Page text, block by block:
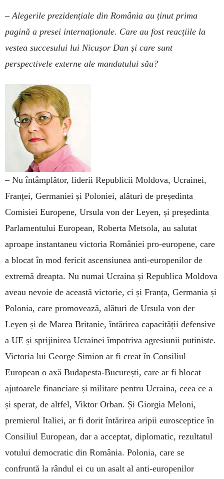
– Alegerile prezidențiale din România au ținut prima
pagină a presei internaționale. Care au fost reacțiile la
vestea succesului lui Nicușor Dan și care sunt
perspectivele externe ale mandatului său?
– Nu întâmplător, liderii Republicii Moldova, Ucrainei,
Franței, Germaniei și Poloniei, alături de președinta
Comisiei Europene, Ursula von der Leyen, și președinta
Parlamentului European, Roberta Metsola, au salutat
aproape instantaneu victoria României pro-europene, care
a blocat în mod fericit ascensiunea anti-europenilor de
extremă dreapta. Nu numai Ucraina și Republica Moldova
aveau nevoie de această victorie, ci și Franța, Germania și
Polonia, care promovează, alături de Ursula von der
Leyen și de Marea Britanie, întărirea capacității defensive
a UE și sprijinirea Ucrainei împotriva agresiunii putiniste.
Victoria lui George Simion ar fi creat în Consiliul
European o axă Budapesta-București, care ar fi blocat
ajutoarele financiare și militare pentru Ucraina, ceea ce a
și sperat, de altfel, Viktor Orban. Și Giorgia Meloni,
premierul Italiei, ar fi dorit întărirea aripii eurosceptice în
Consiliul European, dar a acceptat, diplomatic, rezultatul
votului democratic din România. Polonia, care se
confruntă la rândul ei cu un asalt al anti-europenilor